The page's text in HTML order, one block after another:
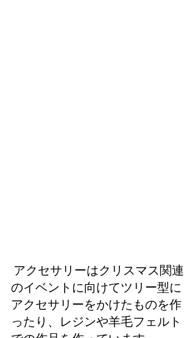
のイベントに向けてツリー型に
アクセサリーをかけたものを作
ったり、レジンや羊毛フェルト